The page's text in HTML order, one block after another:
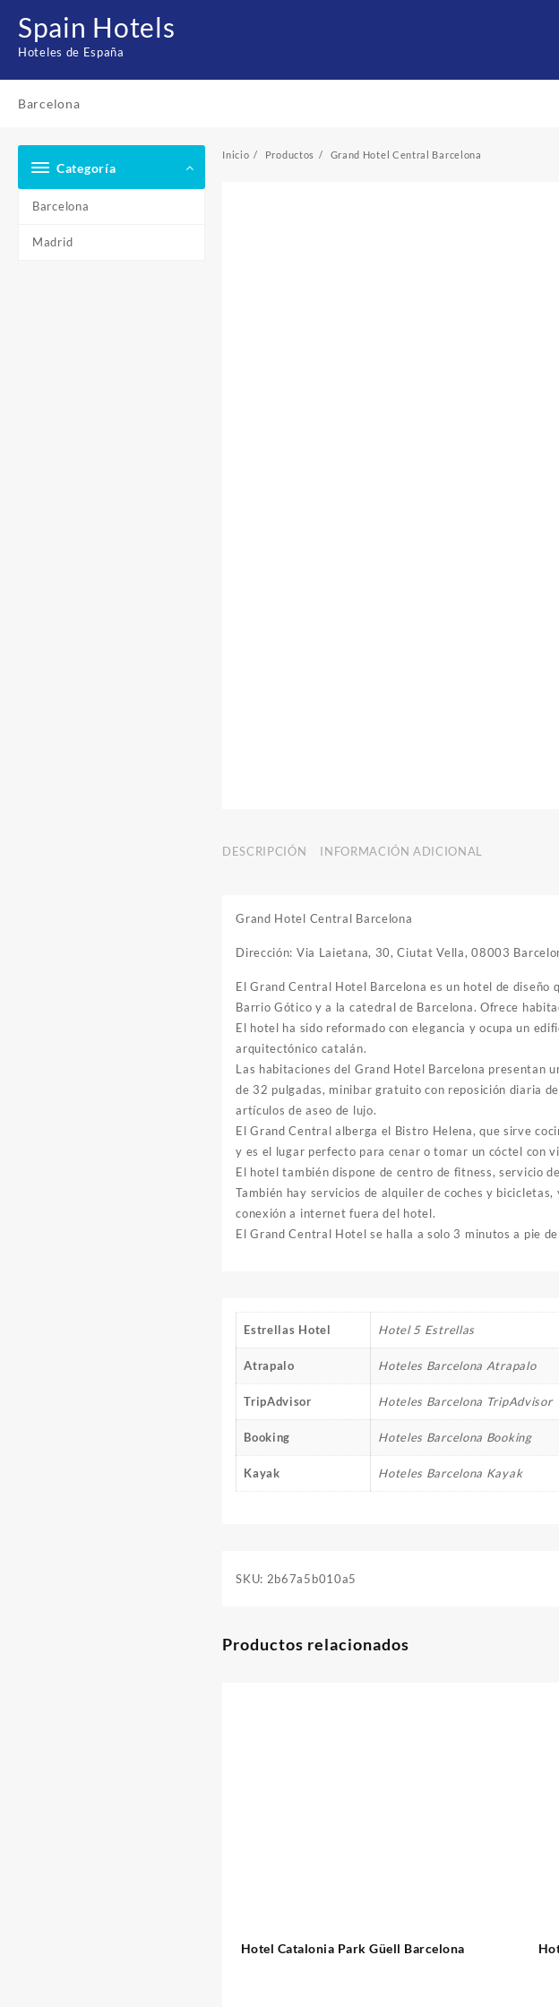
contenido
Spain Hotels
Hoteles de España
Barcelona
Categoría
Barcelona
Madrid
Inicio Productos Grand Hotel Central Barcelona
DESCRIPCIÓN INFORMACIÓN ADICIONAL
Grand Hotel Central Barcelona
Dirección: Via Laietana, 30, Ciutat Vella, 08003
El Grand Central Hotel Barcelona es un hotel de
Barrio Gótico y a la catedral de Barcelona. Ofrece
El hotel ha sido reformado con elegancia y ocupa un
arquitectónico catalán.
Las habitaciones del Grand Hotel Barcelona presentan
de 32 pulgadas, minibar gratuito con reposición diaria
artículos de aseo de lujo.
El Grand Central alberga el Bistro Helena, que sirve
y es el lugar perfecto para cenar o tomar un cóctel con
El hotel también dispone de centro de fitness, servicio
También hay servicios de alquiler de coches y
conexión a internet fuera del hotel.
El Grand Central Hotel se halla a solo 3 minutos a pie
Estrellas Hotel Hotel 5 Estrellas
Atrapalo Hoteles Barcelona Atrapalo
TripAdvisor Hoteles Barcelona TripAdvisor
Booking Hoteles Barcelona Booking
Kayak Hoteles Barcelona Kayak
SKU: 2b67a5b010a5
Productos relacionados
Hotel Catalonia Park Güell Barcelona